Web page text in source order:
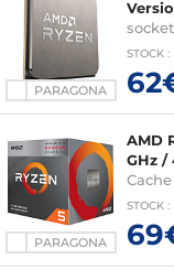
PARAGONA
STOCK :
PARAGONA
AMD
GHz /
TDP
STOCK :